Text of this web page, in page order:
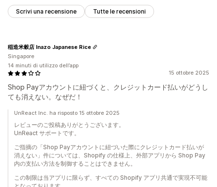
Scrivi una recensione Tutte le recensioni
15 ottobre 2025
Shop Payアカウントに紐づくと、クレジットカード払いがどうし
ても消えない。なぜだ！
稲造米穀店 Inazo Japanese Rice
Singapore
14 minuti di utilizzo dell’app
UnReact Inc. ha risposto 15 ottobre 2025
レビューのご投稿ありがとうございます。
UnReact サポートです。
ご指摘の「Shop Payアカウントに紐づいた際にクレジットカード払いが
消えない」件については、Shopify の仕様上、外部アプリから Shop Pay
内の支払い方法を制御することはできません。
この制限は当アプリに限らず、すべての Shopify アプリ共通で実現不可能